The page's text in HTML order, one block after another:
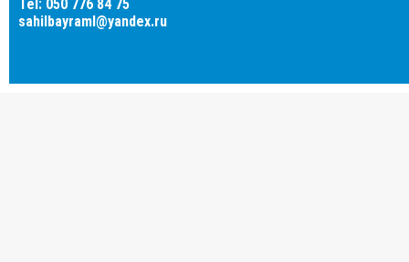
Tel: 050 776 84 75
sahilbayraml@yandex.ru